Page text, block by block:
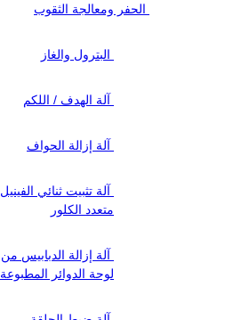
الحفر ومعالجة الثقوب
البترول والغاز
آلة الهدف / اللكم
آلة إزالة الحواف
آلة تثبيت ثنائي الفينيل
متعدد الكلور
آلة إزالة الدبابيس من
لوحة الدوائر المطبوعة